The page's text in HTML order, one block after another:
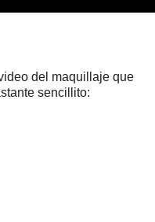
del maquillaje que
sencillito: